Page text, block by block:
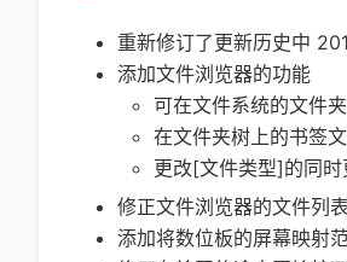
重新修订了更新历史中
添加文件浏览器的功能
可在文件系统的文件
在文件夹树上的书签
更改[文件类型]的同
修正文件浏览器的文件列
添加将数位板的屏幕映射